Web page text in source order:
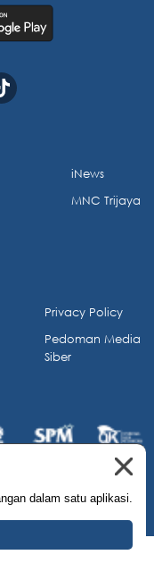
iNews
MNC Trijaya
Privacy Policy
Pedoman Media
Siber
Reserved.
dalam satu aplikasi.